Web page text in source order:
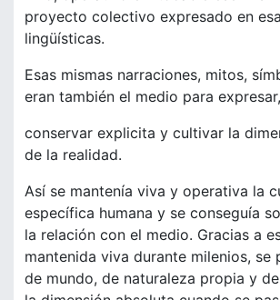
proyecto colectivo expresado en
lingüísticas.
Esas mismas narraciones, mitos,
eran también el medio para expresar,
conservar explicita y cultivar la
de la realidad.
Así se mantenía viva y operativa la
específica humana y se conseguía
la relación con el medio. Gracias a
mantenida viva durante milenios, se
de mundo, de naturaleza propia y